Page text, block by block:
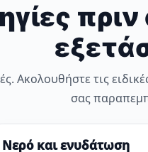
πριν
Ακολουθήστε τις
σας
Νερό και ενυδάτωση